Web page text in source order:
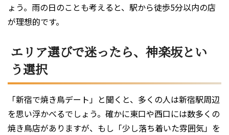
ょう。雨の日のことも考えると、駅から徒歩5分以内の店
が理想的です。
エリア選びで迷ったら、神楽坂とい
う選択
「新宿で焼き鳥デート」と聞くと、多くの人は新宿駅周辺
を思い浮かべるでしょう。確かに東口や西口には数多くの
焼き鳥店がありますが、もし「少し落ち着いた雰囲気」を